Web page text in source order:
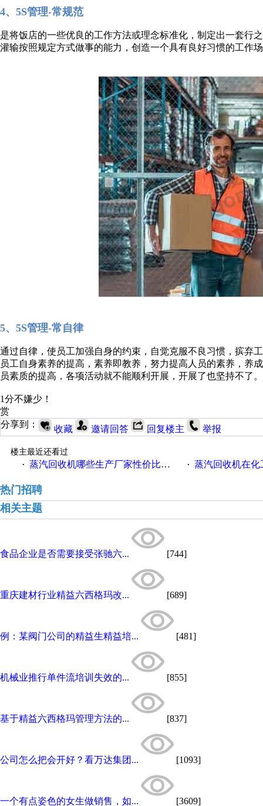
4、5S管理-常规范
是将饭店的一些优良的工作方法或理念标准化，制定出一套行
灌输按照规定方式做事的能力，创造一个具有良好习惯的工作
5、5S管理-常自律
通过自律，使员工加强自身的约束，自觉克服不良习惯，摈弃
员工自身素养的提高，素养即教养，努力提高人员的素养，养
员素质的提高，各项活动就不能顺利开展，开展了也坚持不了
1分不嫌少！
赏
分享到：
收藏 邀请回答 回复楼主 举报
楼主最近还看过
· 蒸汽回收机哪些生产厂家性价比高一些 · 蒸汽回收机在化
热门招聘
相关主题
食品企业是否需要接受张驰六... [744]
重庆建材行业精益六西格玛改... [689]
例：某阀门公司的精益生精益培... [481]
机械业推行单件流培训失效的... [855]
基于精益六西格玛管理方法的... [837]
公司怎么把会开好？看万达集团... [1093]
一个有点姿色的女生做销售，如... [3609]